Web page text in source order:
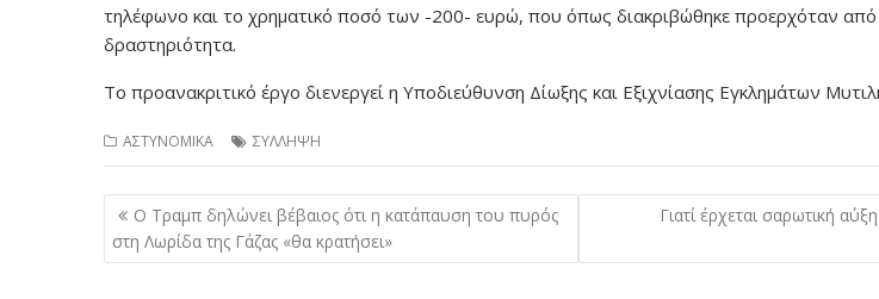
τηλέφωνο και το χρηματικό ποσό των -200- ευρώ, που όπως διακριβώθηκε προερχόταν από
δραστηριότητα.
Το προανακριτικό έργο διενεργεί η Υποδιεύθυνση Δίωξης και Εξιχνίασης Εγκλημάτων
ΑΣΤΥΝΟΜΙΚΑ ΣΥΛΛΗΨΗ
Πλοήγηση
άρθρων
Ο Τραμπ δηλώνει βέβαιος ότι η κατάπαυση του πυρός
στη Λωρίδα της Γάζας «θα κρατήσει»
Γιατί έρχεται σαρωτική